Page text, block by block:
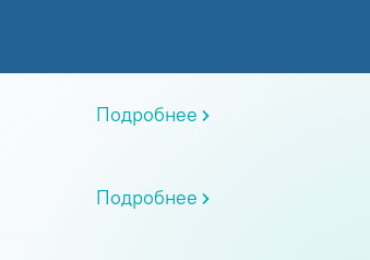
Подробнее
Подробнее